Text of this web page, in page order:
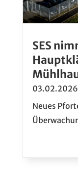
SES
03.02.2026
Neues